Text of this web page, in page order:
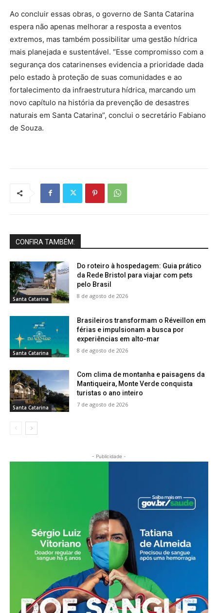
Ao concluir essas obras, o governo de Santa Catarina
espera não apenas melhorar a resposta a eventos
extremos, mas também possibilitar uma gestão hídrica
mais planejada e sustentável. “Esse compromisso com a
segurança dos catarinenses evidencia a prioridade dada
pelo estado à proteção de suas comunidades e ao
fortalecimento da infraestrutura hídrica, marcando um
novo capítulo na história da prevenção de desastres
naturais em Santa Catarina”, conclui o secretário Fabiano
de Souza.
CONFIRA TAMBÉM:
Santa Catarina
Do roteiro à hospedagem: Guia prático
da Rede Bristol para viajar com pets
pelo Brasil
8 de agosto de 2026
Santa Catarina
Brasileiros transformam o Réveillon em
férias e impulsionam a busca por
experiências em alto-mar
8 de agosto de 2026
Santa Catarina
Com clima de montanha e paisagens da
Mantiqueira, Monte Verde conquista
turistas o ano inteiro
7 de agosto de 2026
- Publicidade -